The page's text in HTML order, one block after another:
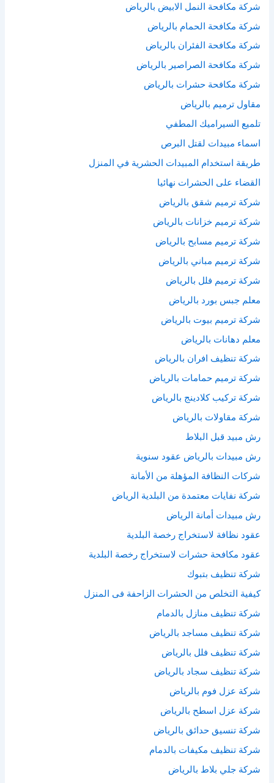
شركة مكافحة النمل الابيض بالرياض
شركة مكافحة الحمام بالرياض
شركة مكافحة الفئران بالرياض
شركة مكافحة الصراصير بالرياض
شركة مكافحة حشرات بالرياض
مقاول ترميم بالرياض
تلميع السيراميك المطفي
اسماء مبيدات لقتل البرص
طريقة استخدام المبيدات الحشرية في المنزل
القضاء على الحشرات نهائيا
شركة ترميم شقق بالرياض
شركة ترميم خزانات بالرياض
شركة ترميم مسابح بالرياض
شركة ترميم مباني بالرياض
شركة ترميم فلل بالرياض
معلم جبس بورد بالرياض
شركة ترميم بيوت بالرياض
معلم دهانات بالرياض
شركة تنظيف افران بالرياض
شركة ترميم حمامات بالرياض
شركة تركيب كلادينج بالرياض
شركة مقاولات بالرياض
رش مبيد قبل البلاط
رش مبيدات بالرياض عقود سنوية
شركات النظافة المؤهلة من الأمانة
شركة نفايات معتمدة من البلدية الرياض
رش مبيدات أمانة الرياض
عقود نظافة لاستخراج رخصة البلدية
عقود مكافحة حشرات لاستخراج رخصة البلدية
شركة تنظيف بتبوك
كيفية التخلص من الحشرات الزاحفة فى المنزل
شركة تنظيف منازل بالدمام
شركة تنظيف مساجد بالرياض
شركة تنظيف فلل بالرياض
شركة تنظيف سجاد بالرياض
شركة عزل فوم بالرياض
شركة عزل اسطح بالرياض
شركة تنسيق حدائق بالرياض
شركة تنظيف مكيفات بالدمام
شركة جلي بلاط بالرياض